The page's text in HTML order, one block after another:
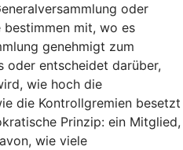
oder
mit, wo es
genehmigt zum
oder entscheidet darüber,
wie hoch die
die Kontrollgremien besetzt
Prinzip: ein Mitglied,
wie viele